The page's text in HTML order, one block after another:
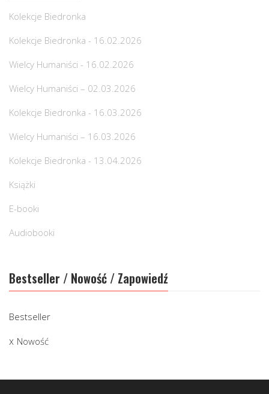
Kolekcje Biedronka
Kolekcje Biedronka - 16.02.2026
Wielcy Humaniści - 16.02.2026
Wielcy Humaniści – 02.03.2026
Kolekcje Biedronka - 16.03.2026
Wielcy Humaniści – 16.03.2026
Kolekcje Biedronka - 13.04.2026
Książki
E-booki
Audiobooki
Bestseller / Nowość / Zapowiedź
Bestseller
Nowość